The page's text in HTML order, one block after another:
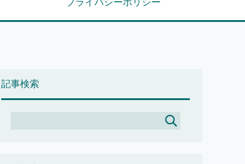
プライバシーポリシー
記事検索